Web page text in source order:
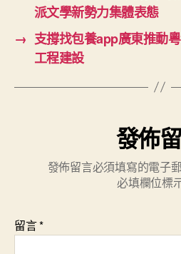
派文學新勢力集體表態
→ 支撐找包養app廣東推動
工程建設
發佈
發佈留言必須填寫的電子
必填欄位標
留言*